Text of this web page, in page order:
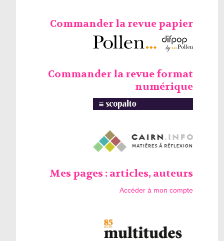
Commander la revue papier
Commander la revue format
numérique
Mes pages : articles, auteurs
Accéder à mon compte